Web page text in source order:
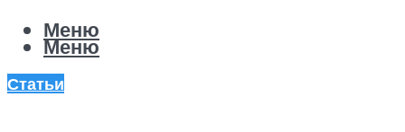
Меню
Меню
Статьи